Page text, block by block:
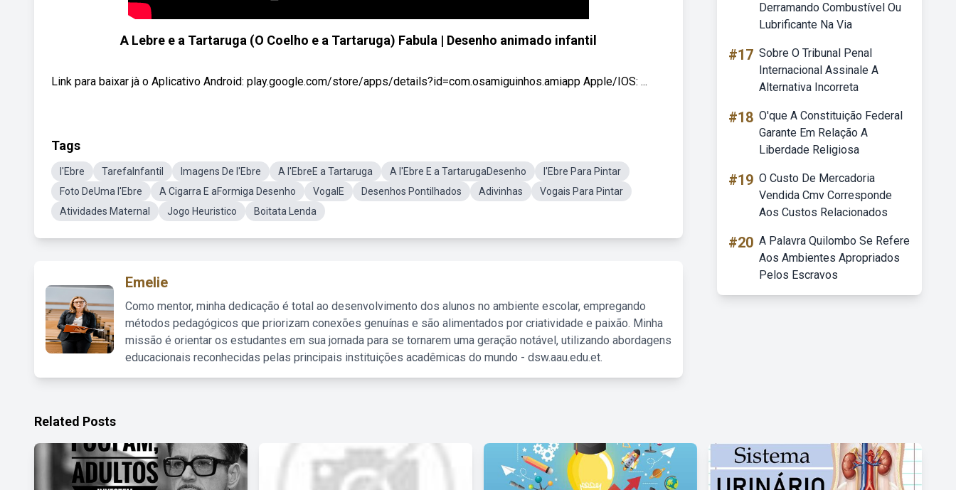
A Lebre e a Tartaruga (O Coelho e a Tartaruga) Fabula | Desenho animado infantil
Link para baixar jà o Aplicativo Android: play.google.com/store/apps/details?id=com.osamiguinhos.amiapp Apple/IOS: ...
Tags
l'Ebre TarefaInfantil Imagens De l'Ebre A l'EbreE a Tartaruga A l'Ebre E a TartarugaDesenho
l'Ebre Para Pintar
Foto DeUma l'Ebre
A Cigarra E aFormiga Desenho VogalE Desenhos Pontilhados Adivinhas
Vogais Para Pintar
Atividades Maternal
Jogo Heuristico Boitata Lenda
Emelie
Como mentor, minha dedicação é total ao desenvolvimento dos alunos no ambiente escolar, empregando
métodos pedagógicos que priorizam conexões genuínas e são alimentados por criatividade e paixão. Minha
missão é orientar os estudantes em sua jornada para se tornarem uma geração notável, utilizando abordagens
educacionais reconhecidas pelas principais instituições acadêmicas do mundo - dsw.aau.edu.et.
Derramando Combustível Ou
Lubrificante Na Via
#17 Sobre O Tribunal Penal
Internacional Assinale A
Alternativa Incorreta
#18 O'que A Constituição Federal
Garante Em Relação A
Liberdade Religiosa
#19 O Custo De Mercadoria
Vendida Cmv Corresponde
Aos Custos Relacionados
#20 A Palavra Quilombo Se Refere
Aos Ambientes Apropriados
Pelos Escravos
Related Posts